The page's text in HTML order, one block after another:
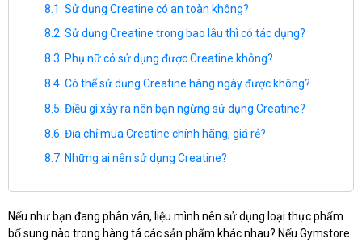
Sử dụng Creatine có an toàn không?
Sử dụng Creatine trong bao lâu thì có tác dụng?
Phụ nữ có sử dụng được Creatine không?
Có thể sử dụng Creatine hàng ngày được không?
Điều gì xảy ra nên bạn ngừng sử dụng Creatine?
Địa chỉ mua Creatine chính hãng, giá rẻ?
Những ai nên sử dụng Creatine?
Nếu như bạn đang phân vân, liệu mình nên sử dụng loại thực phẩm
bổ sung nào trong hàng tá các sản phẩm khác nhau? Nếu Gymstore